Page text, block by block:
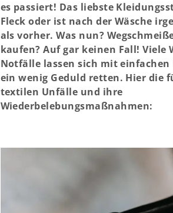
es passiert! Das liebste
Fleck oder ist nach der Wäsche
als vorher. Was nun?
kaufen? Auf gar keinen Fall! Viele
Notfälle lassen sich mit
ein wenig Geduld retten. Hier die
textilen Unfälle und ihre
Wiederbelebungsmaßnahmen: